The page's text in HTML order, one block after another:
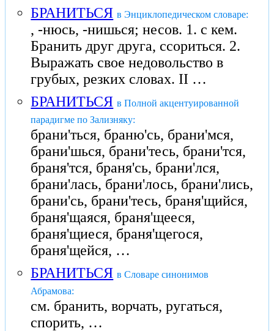
БРАНИТЬСЯ в Энциклопедическом словаре:
, -нюсь, -нишься; несов. 1. с кем.
Бранить друг друга, ссориться. 2.
Выражать свое недовольство в
грубых, резких словах. II …
БРАНИТЬСЯ в Полной акцентуированной
парадигме по Зализняку:
брани'ться, браню'сь, брани'мся,
брани'шься, брани'тесь, брани'тся,
браня'тся, браня'сь, брани'лся,
брани'лась, брани'лось, брани'лись,
брани'сь, брани'тесь, браня'щийся,
браня'щаяся, браня'щееся,
браня'щиеся, браня'щегося,
браня'щейся, …
БРАНИТЬСЯ в Словаре синонимов
Абрамова:
см. бранить, ворчать, ругаться,
спорить, …